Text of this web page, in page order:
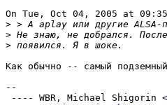
On Tue, Oct 04, 2005 at
>
>
>
Как обычно -- самый
--
---- WBR, Michael Shigorin <